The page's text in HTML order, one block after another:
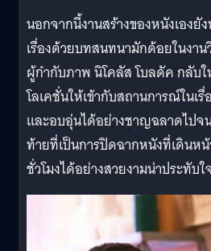
นอกจากนี้งานสร้างของหนังเอง
เรื่องด้วยบทสนทนามักด้อยในงา
ผู้กำกับภาพ นิโคลัส โบลดัค กลับ
โลเคชั่นให้เข้ากับสถานการณ์ในเ
และอบอุ่นได้อย่างชาญฉลาดไปจ
ท้ายที่เป็นการปิดฉากหนังที่เดินห
ชั่วโมงได้อย่างสวยงามน่าประทับใ